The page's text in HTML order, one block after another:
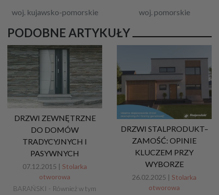
woj. kujawsko-pomorskie woj. pomorskie
PODOBNE ARTYKUŁY
DRZWI ZEWNĘTRZNE
DO DOMÓW
TRADYCYJNYCH I
PASYWNYCH
07.12.2015 | Stolarka
otworowa
BARAŃSKI - Również w tym
DRZWI STALPRODUKT–
ZAMOŚĆ: OPINIE
KLUCZEM PRZY
WYBORZE
26.02.2025 | Stolarka
otworowa